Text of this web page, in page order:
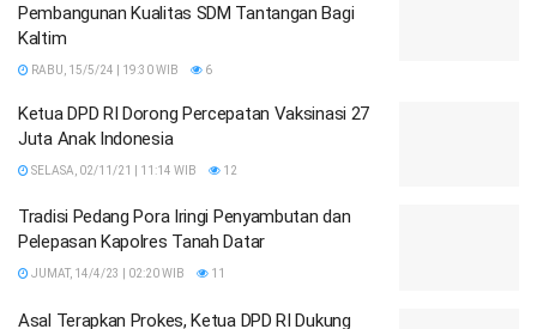
Pembangunan Kualitas SDM Tantangan Bagi
Kaltim
RABU, 15/5/24 | 19:30 WIB 6
Ketua DPD RI Dorong Percepatan Vaksinasi 27
Juta Anak Indonesia
SELASA, 02/11/21 | 11:14 WIB 12
Tradisi Pedang Pora Iringi Penyambutan dan
Pelepasan Kapolres Tanah Datar
JUMAT, 14/4/23 | 02:20 WIB 11
Asal Terapkan Prokes, Ketua DPD RI Dukung